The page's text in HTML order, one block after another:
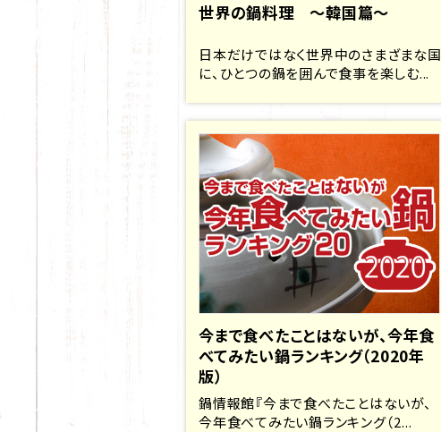
世界の鍋料理 ～韓国篇～
日本だけではなく世界中のさまざまな国
に、ひとつの鍋を囲んで食事を楽しむ...
今まで食べたことはないが、今年食
べてみたい鍋ランキング（2020年
版）
鍋情報館『今まで食べたことはないが、
今年食べてみたい鍋ランキング（2...